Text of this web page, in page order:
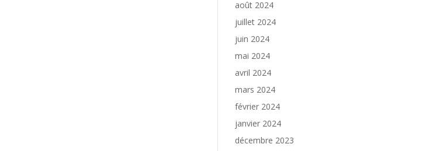
août 2024
juillet 2024
juin 2024
mai 2024
avril 2024
mars 2024
février 2024
janvier 2024
décembre 2023